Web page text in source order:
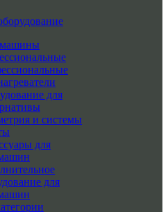
для
и системы
для
для